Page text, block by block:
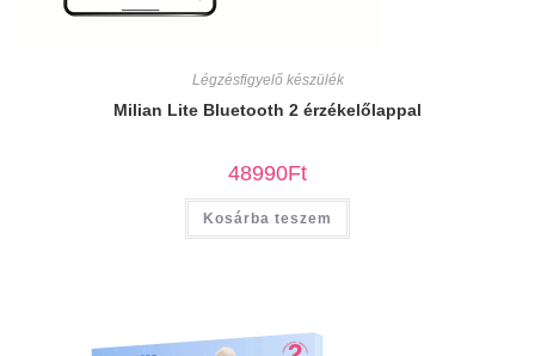
Légzésfigyelő készülék
Milian Lite Bluetooth 2 érzékelőlappal
48990Ft
Kosárba teszem